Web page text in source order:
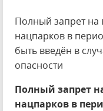
Полный запрет на
нацпарков в
быть введён в
опасности
Полный запрет
нацпарков в